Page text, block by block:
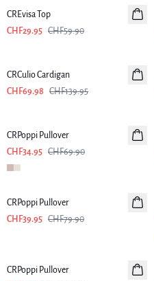
CREvisa Top
CHF29.95 CHF59.90
CRCulio Cardigan
CHF69.98
CHF139.95
CRPoppi Pullover
CHF34.95 CHF69.90
-50%
CRPoppi Pullover
CHF39.95 CHF79.90
CRPoppi Pullover